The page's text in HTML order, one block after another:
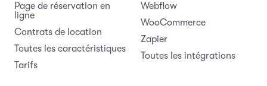
Page de réservation en
ligne
Contrats de location
Toutes les caractéristiques
Tarifs
Webflow
WooCommerce
Zapier
Toutes les intégrations